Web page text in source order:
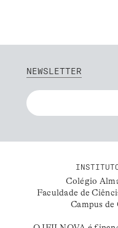
NEWSLETTER
Colégio
Faculdade de
Campus